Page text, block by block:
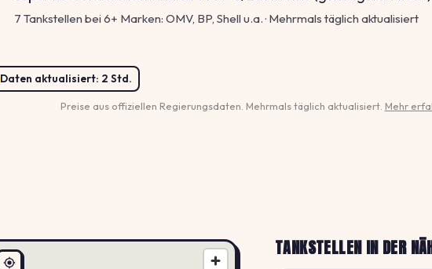
7 Tankstellen bei 6+ Marken: OMV, BP, Shell u.a. · Mehrmals täglich aktualisiert
Daten aktualisiert: 2 Std.
Preise aus offiziellen Regierungsdaten. Mehrmals täglich aktualisiert. Mehr
TANKSTELLEN IN DER